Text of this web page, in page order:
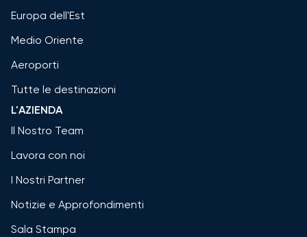
Europa dell'Est
Medio Oriente
Aeroporti
Tutte le destinazioni
L'AZIENDA
Il Nostro Team
Lavora con noi
I Nostri Partner
Notizie e Approfondimenti
Sala Stampa